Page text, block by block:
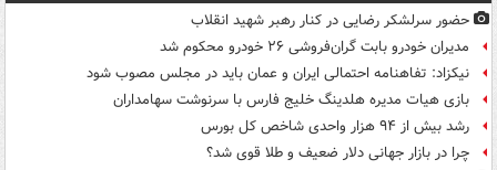
حضور سرلشکر رضایی در کنار رهبر شهید انقلاب
مدیران خودرو بابت گران‌فروشی ۲۶ خودرو محکوم شد
نیکزاد: تفاهنامه احتمالی ایران و عمان باید در مجلس مصوب شود
بازی هیات مدیره هلدینگ خلیج فارس با سرنوشت سهامداران
رشد بیش از ۹۴ هزار واحدی شاخص کل بورس
چرا در بازار جهانی دلار ضعیف و طلا قوی شد؟